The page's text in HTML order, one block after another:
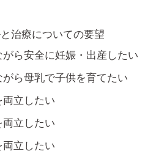
治療についての要望
ら安全に妊娠・出産したい
ら母乳で子供を育てたい
立したい
立したい
立したい